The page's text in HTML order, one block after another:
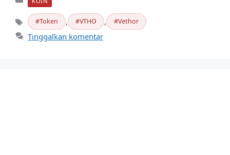
Tag Token , VTHO , Vethor
Tinggalkan komentar